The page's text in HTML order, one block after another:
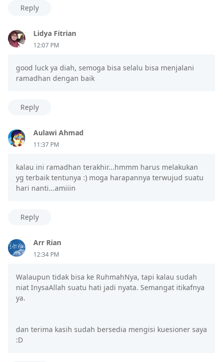
Reply
Lidya Fitrian
12:07 PM
good luck ya diah, semoga bisa selalu bisa menjalani
ramadhan dengan baik
Reply
Aulawi Ahmad
11:37 PM
kalau ini ramadhan terakhir...hmmm harus melakukan
yg terbaik tentunya :) moga harapannya terwujud suatu
hari nanti...amiiin
Reply
Arr Rian
12:34 PM
Walaupun tidak bisa ke RuhmahNya, tapi kalau sudah
niat InysaAllah suatu hati jadi nyata. Semangat itikafnya
ya.
dan terima kasih sudah bersedia mengisi kuesioner saya
:D